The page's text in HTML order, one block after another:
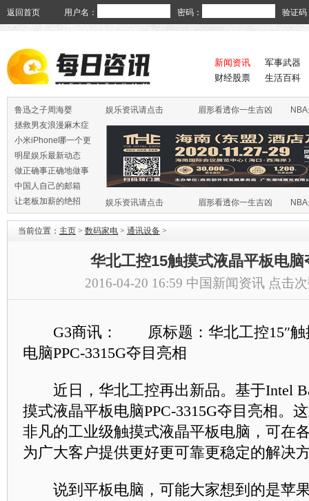
返回首页 用户名： 密码： 验证码
新闻资讯
财经股票
军事武器
生活百科
鲁迅之子周海婴
拯救男友浪漫麻木症
小米iPhone哪一个更
火
明星娱乐最新动态
做正确事正确地做事
中国人自己的邮箱
让老板加薪的绝招
娱乐资讯请点击 眉形看透你一生吉凶
娱乐资讯请点击 眉形看透你一生吉凶
当前位置： 主页 > 数码家电 > 通讯设备 >
华北工控15触摸式液晶平板电脑
2016-04-20 16:59 中国新闻资讯 点击
G3商讯： 原标题：华北工控15″触
电脑PPC-3315G夺目亮相
近日，华北工控再出新品。基于Intel
摸式液晶平板电脑PPC-3315G夺目亮相。
非凡的工业级触摸式液晶平板电脑，可在
为广大客户提供更好更可靠更稳定的解决
说到平板电脑，可能大家想到的是苹果